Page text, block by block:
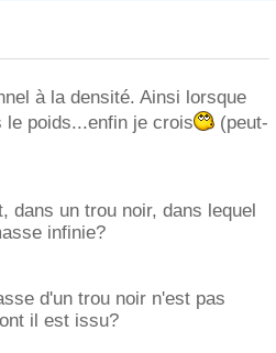
à la densité. Ainsi lorsque
le poids...enfin je crois
(peut-
dans un trou noir, dans lequel
infinie?
d'un trou noir n'est pas
il est issu?